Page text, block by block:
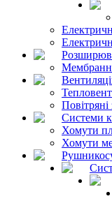
Системи
Хомути
Хомути